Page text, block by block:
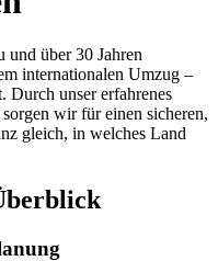
über 30 Jahren
internationalen Umzug –
Durch unser erfahrenes
wir für einen sicheren,
gleich, in welches Land